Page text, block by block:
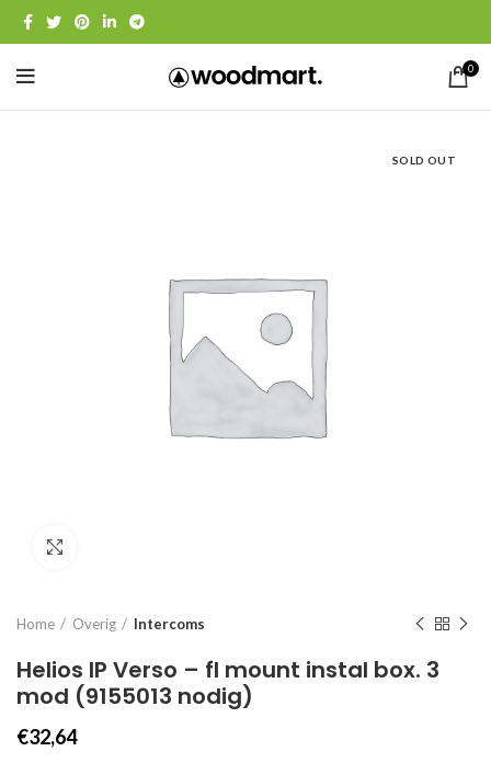
0
SOLD OUT
Home Overig Intercoms
Helios IP Verso – fl mount instal box. 3
mod (9155013 nodig)
€32,64